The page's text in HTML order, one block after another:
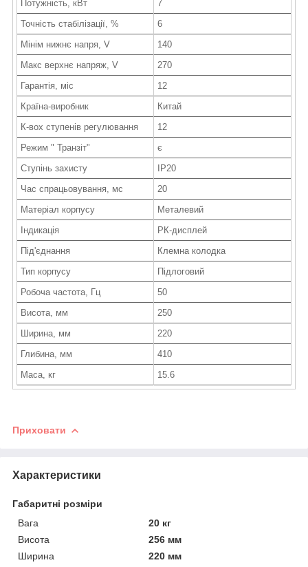
Потужність, кВт
7
Точність стабілізації, %
6
Мінім нижнє напря, V
140
Макс верхнє напряж, V
270
Гарантія, міс
12
Країна-виробник
Китай
К-вох ступенів регулювання
12
Режим " Транзіт"
є
Ступінь захисту
IP20
Час спрацьовування, мс
20
Матеріал корпусу
Металевий
Індикація
РК-дисплей
Під'єднання
Клемна колодка
Тип корпусу
Підлоговий
Робоча частота, Гц
50
Висота, мм
250
Ширина, мм
220
Глибина, мм
410
Маса, кг
15.6
Приховати
Характеристики
Габаритні розміри
Вага
20 кг
Висота
256 мм
Ширина
220 мм